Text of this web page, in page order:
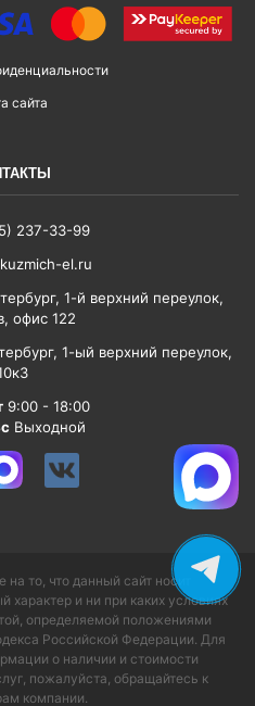
сайта
237-33-99
el.ru
, 1-й верхний переулок,
офис 122
, 1-ый верхний переулок,
9:00 - 18:00
Выходной
то, что данный сайт носит
и ни при каких условиях
определяемой положениями
Российской Федерации. Для
о наличии и стоимости
пожалуйста, обращайтесь к
компании.